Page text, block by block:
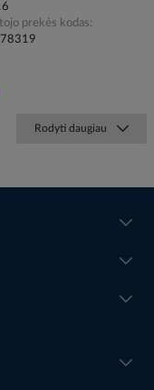
prekės kodas
Rodyti daugiau